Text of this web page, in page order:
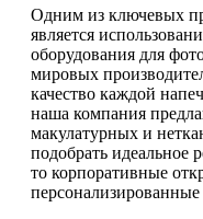
Одним из ключевых
является
оборудования для
мировых
качество каждой
наша компания
макулатурных и
подобрать идеальное
то корпоративные